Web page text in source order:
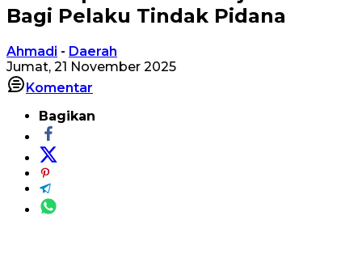
Bagi Pelaku Tindak Pidana
Ahmadi - Daerah
Jumat, 21 November 2025
Komentar
Bagikan